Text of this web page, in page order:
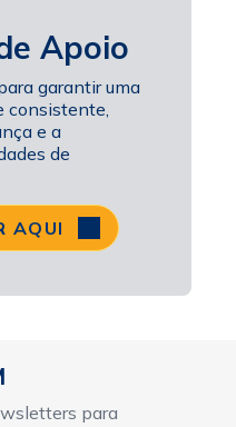
Apoio
garantir uma
consistente,
e a
de
AQUI
para